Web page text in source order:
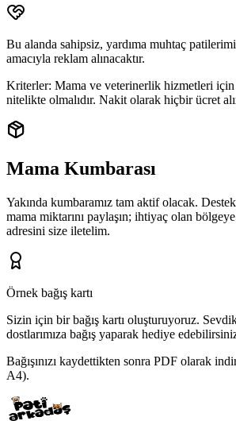
Bu alanda sahipsiz, yardıma muhtaç
amacıyla reklam alınacaktır.
Kriterler: Mama ve veterinerlik hizmetleri
nitelikte olmalıdır. Nakit olarak hiçbir ücret
Mama Kumbarası
Yakında kumbaramız tam aktif olacak.
mama miktarını paylaşın; ihtiyaç olan
adresini size iletelim.
Örnek bağış kartı
Sizin için bir bağış kartı oluşturuyoruz.
dostlarımıza bağış yaparak hediye
Bağışınızı kaydettikten sonra PDF olarak
A4).